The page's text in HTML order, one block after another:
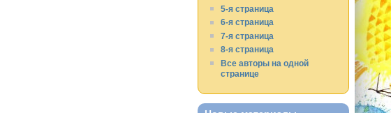
5-я страница
6-я страница
7-я страница
8-я страница
Все авторы на одной
странице